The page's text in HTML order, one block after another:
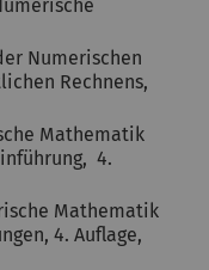
Numerischen
Rechnens,
Mathematik
4.
Mathematik
4. Auflage,